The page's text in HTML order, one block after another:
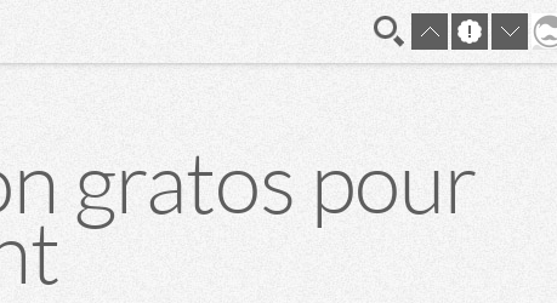
gratos pour
En direct